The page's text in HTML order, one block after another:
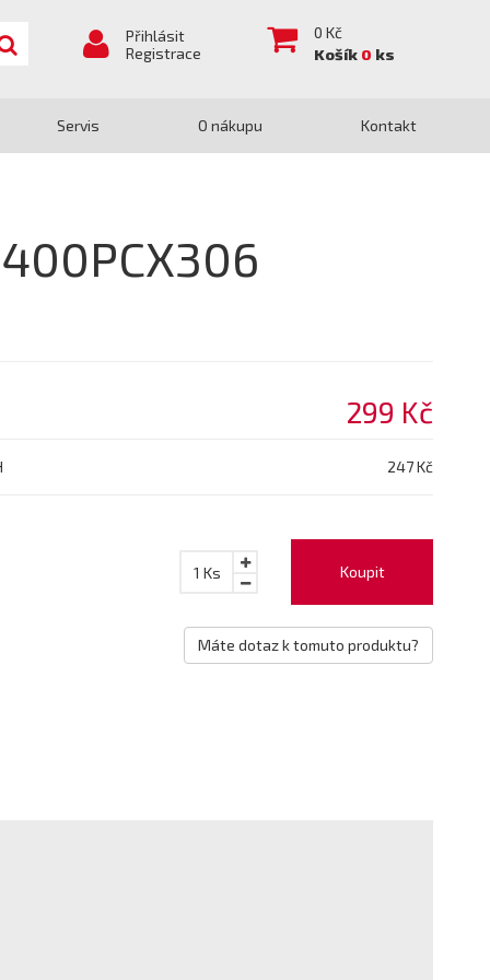
Přihlásit
Registrace
0 Kč
Košík 0 ks
Servis O nákupu Kontakt
299 Kč
247 Kč
Koupit
1 Ks
Máte dotaz k tomuto produktu?